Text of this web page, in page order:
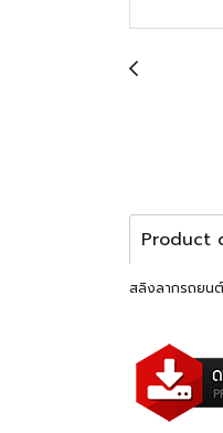
Product
สลิงลากรถยนต์